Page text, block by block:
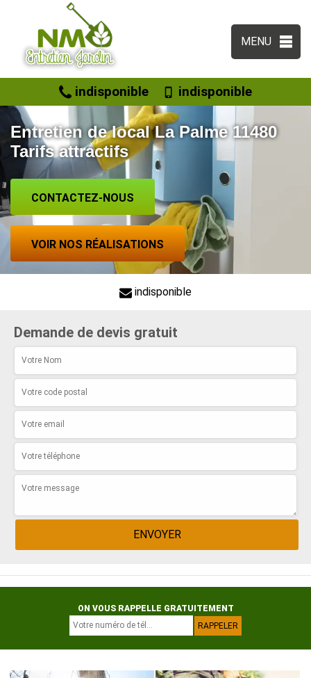
MENU
indisponible indisponible
Entretien de local La Palme 11480
Tarifs attractifs
CONTACTEZ-NOUS
VOIR NOS RÉALISATIONS
indisponible
Demande de devis gratuit
ON VOUS RAPPELLE GRATUITEMENT